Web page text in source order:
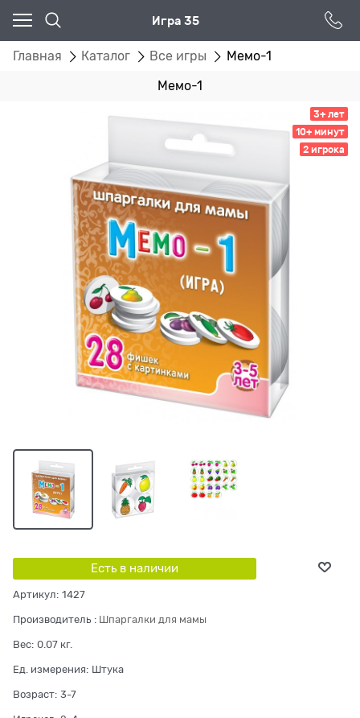
Игра 35
Главная Каталог Все игры Мемо-1
Мемо-1
3+ лет
10+ минут
2 игрока
Есть в наличии
Артикул: 1427
Производитель : Шпаргалки для мамы
Вес: 0.07 кг.
Ед. измерения: Штука
Возраст: 3-7